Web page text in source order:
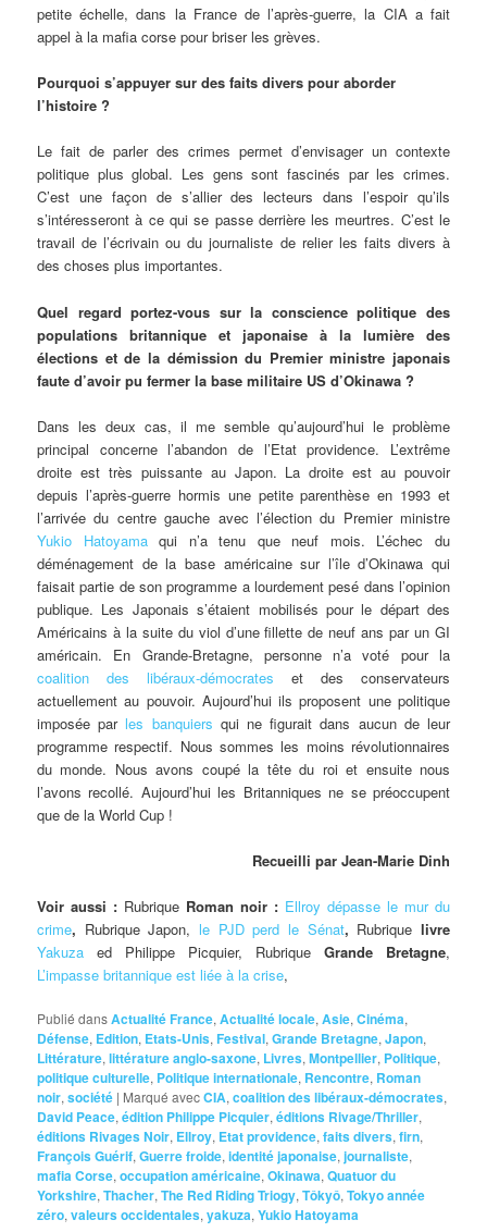
petite échelle, dans la France de l’après-guerre, la CIA a fait
appel à la mafia corse pour briser les grèves.
Pourquoi s’appuyer sur des faits divers pour aborder
l’histoire ?
Le fait de parler des crimes permet d’envisager un contexte
politique plus global. Les gens sont fascinés par les crimes.
C’est une façon de s’allier des lecteurs dans l’espoir qu’ils
s’intéresseront à ce qui se passe derrière les meurtres. C’est le
travail de l’écrivain ou du journaliste de relier les faits divers à
des choses plus importantes.
Quel regard portez-vous sur la conscience politique des
populations britannique et japonaise à la lumière des
élections et de la démission du Premier ministre japonais
faute d’avoir pu fermer la base militaire US d’Okinawa ?
Dans les deux cas, il me semble qu’aujourd’hui le problème
principal concerne l’abandon de l’Etat providence. L’extrême
droite est très puissante au Japon. La droite est au pouvoir
depuis l’après-guerre hormis une petite parenthèse en 1993 et
l’arrivée du centre gauche avec l’élection du Premier ministre
Yukio Hatoyamaqui n’a tenu que neuf mois. L’échec du
déménagement de la base américaine sur l’île d’Okinawa qui
faisait partie de son programme a lourdement pesé dans l’opinion
publique. Les Japonais s’étaient mobilisés pour le départ des
Américains à la suite du viol d’une fillette de neuf ans par un GI
américain. En Grande-Bretagne, personne n’a voté pour la
coalition des libéraux-démocrates et des conservateurs
actuellement au pouvoir. Aujourd’hui ils proposent une politique
imposée parles banquiers qui ne figurait dans aucun de leur
programme respectif. Nous sommes les moins révolutionnaires
du monde. Nous avons coupé la tête du roi et ensuite nous
l’avons recollé. Aujourd’hui les Britanniques ne se préoccupent
que de la World Cup !
Recueilli par Jean-Marie Dinh
Voir aussi : Rubrique Roman noir : Ellroy dépasse le mur du
crime, Rubrique Japon,le PJD perd le Sénat, Rubrique livre
Yakuzaed Philippe Picquier, Rubrique Grande Bretagne,
L’impasse britannique est liée à la crise,
Publié dansActualité France,Actualité locale,Asie,Cinéma,
Défense, Edition, Etats-Unis,Festival,Grande Bretagne,Japon,
Littérature,littérature anglo-saxone, Livres,Montpellier, Politique,
politique culturelle, Politique internationale, Rencontre, Roman
noir,société | Marqué avecCIA,coalition des libéraux-démocrates,
David Peace,édition Philippe Picquier,éditions Rivage/Thriller,
éditions Rivages Noir, Ellroy, Etat providence,faits divers,firn,
François Guérif,Guerre froide,identité japonaise,journaliste,
mafia Corse,occupation américaine,Okinawa,Quatuor du
Yorkshire,Thacher,The Red Riding Triogy,Tôkyô,Tokyo année
zéro,valeurs occidentales,yakuza,Yukio Hatoyama